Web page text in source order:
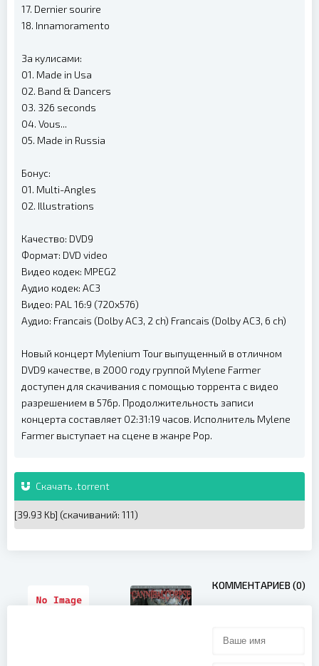
17. Dernier sourire
18. Innamoramento
За кулисами:
01. Made in Usa
02. Band & Dancers
03. 326 seconds
04. Vous...
05. Made in Russia
Бонус:
01. Multi-Angles
02. Illustrations
Качество: DVD9
Формат: DVD video
Видео кодек: MPEG2
Аудио кодек: AC3
Видео: PAL 16:9 (720x576)
Аудио: Francais (Dolby AC3, 2 ch) Francais (Dolby AC3, 6 ch)
Новый концерт Mylenium Tour выпущенный в отличном
DVD9 качестве, в 2000 году группой Mylene Farmer
доступен для скачивания с помощью торрента с видео
разрешением в 576p. Продолжительность записи
концерта составляет 02:31:19 часов. Исполнитель Mylene
Farmer выступает на сцене в жанре Pop.
Скачать .torrent
[39.93 Kb] (cкачиваний: 111)
КОММЕНТАРИЕВ (0)